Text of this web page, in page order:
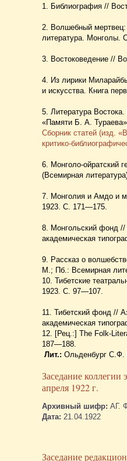
1. Библиография //
2. Волшебный мертвец:
литература. Монголы.
3. Востоковедение //
4. Из лирики
и искусства. Книга
5. Литература
«Памяти Б. А.
Сборник статей (изд.
критико-
6. Монголо-ойратский
(Всемирная
7. Монголия и Амдо и
1923. С. 171—175.
8. Монгольский фонд //
академическая
9. Рассказ о
М.; Пб.: Всемирная
10. Тибетские
1923. С. 97—107.
11. Тибетский фонд //
академическая
12. [Рец.:] Thе Folk-
187—188.
Лит.: Ольденбург С.Ф.
Заседание коллегии
апреля 1922 г.
Архивный шифр: АГ.
Дата: 21.04.1922
Заседание